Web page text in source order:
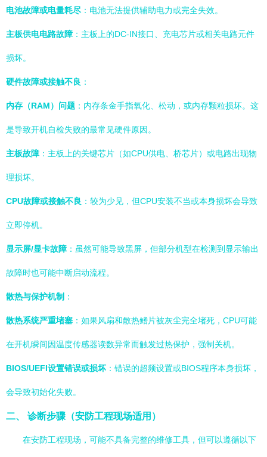
电池故障或电量耗尽 ：电池无法提供辅助电力或完全失效。
主板供电电路故障 ：主板上的DC-IN接口、充电芯片或相关电路元件
损坏。
硬件故障或接触不良 ：
内存（RAM）问题 ：内存条金手指氧化、松动，或内存颗粒损坏。这
是导致开机自检失败的最常见硬件原因。
主板故障 ：主板上的关键芯片（如CPU供电、桥芯片）或电路出现物
理损坏。
CPU故障或接触不良 ：较为少见，但CPU安装不当或本身损坏会导致
立即停机。
显示屏/显卡故障 ：虽然可能导致黑屏，但部分机型在检测到显示输出
故障时也可能中断启动流程。
散热与保护机制 ：
散热系统严重堵塞 ：如果风扇和散热鳍片被灰尘完全堵死，CPU可能
在开机瞬间因温度传感器读数异常而触发过热保护，强制关机。
BIOS/UEFI设置错误或损坏 ：错误的超频设置或BIOS程序本身损坏，
会导致初始化失败。
二、 诊断步骤（安防工程现场适用）
在安防工程现场，可能不具备完整的维修工具，但可以遵循以下